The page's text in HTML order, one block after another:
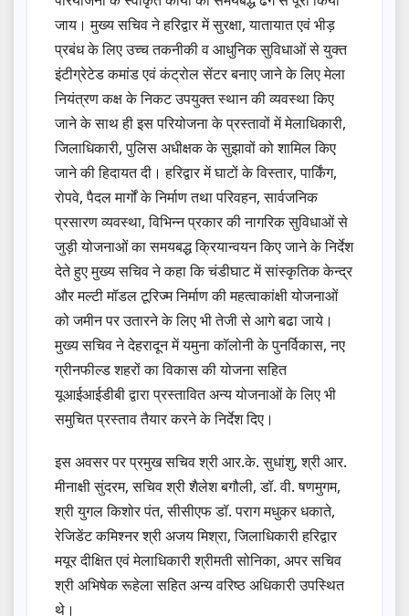
जाय। मुख्य सचिव ने हरिद्वार में सुरक्षा, यातायात एवं भीड़
प्रबंध के लिए उच्च तकनीकी व आधुनिक सुविधाओं से युक्त
इंटीग्रेटेड कमांड एवं कंट्रोल सेंटर बनाए जाने के लिए मेला
नियंत्रण कक्ष के निकट उपयुक्त स्थान की व्यवस्था किए
जाने के साथ ही इस परियोजना के प्रस्तावों में मेलाधिकारी,
जिलाधिकारी, पुलिस अधीक्षक के सुझावों को शामिल किए
जाने की हिदायत दी। हरिद्वार में घाटों के विस्तार, पार्किंग,
रोपवे, पैदल मार्गों के निर्माण तथा परिवहन, सार्वजनिक
प्रसारण व्यवस्था, विभिन्न प्रकार की नागरिक सुविधाओं से
जुड़ी योजनाओं का समयबद्ध क्रियान्वयन किए जाने के निर्देश
देते हुए मुख्य सचिव ने कहा कि चंडीघाट में सांस्कृतिक केन्द्र
और मल्टी मॉडल टूरिज्म निर्माण की महत्वाकांक्षी योजनाओं
को जमीन पर उतारने के लिए भी तेजी से आगे बढा जाये।
मुख्य सचिव ने देहरादून में यमुना कॉलोनी के पुनर्विकास, नए
ग्रीनफील्ड शहरों का विकास की योजना सहित
यूआईआईडीबी द्वारा प्रस्तावित अन्य योजनाओं के लिए भी
समुचित प्रस्ताव तैयार करने के निर्देश दिए।
इस अवसर पर प्रमुख सचिव श्री आर.के. सुधांशु, श्री आर.
मीनाक्षी सुंदरम, सचिव श्री शैलेश बगौली, डॉ. वी. षणमुगम,
श्री युगल किशोर पंत, सीसीएफ डॉ. पराग मधुकर धकाते,
रेजिडेंट कमिश्नर श्री अजय मिश्रा, जिलाधिकारी हरिद्वार
मयूर दीक्षित एवं मेलाधिकारी श्रीमती सोनिका, अपर सचिव
श्री अभिषेक रूहेला सहित अन्य वरिष्ठ अधिकारी उपस्थित
थे।